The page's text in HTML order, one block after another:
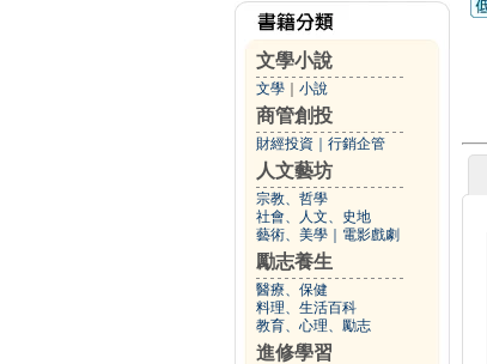
文學小說
文學 小說
商管創投
財經投資 行銷企管
人文藝坊
宗教、哲學
社會、人文、史地
藝術、美學
電影戲劇
勵志養生
醫療、保健
料理、生活百科
教育、心理、勵志
進修學習